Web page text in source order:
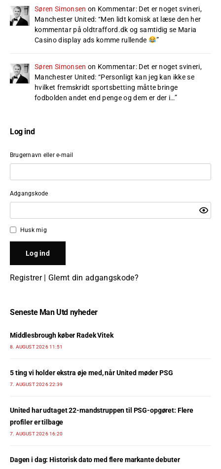
Søren Simonsen on Kommentar: Det er noget svineri,
Manchester United: “Men lidt komisk at læse den her
kommentar på oldtrafford.dk og samtidig se Maria
Casino display ads komme rullende
”
Søren Simonsen on Kommentar: Det er noget svineri,
Manchester United: “Personligt kan jeg kan ikke se
hvilket fremskridt sportsbetting måtte bringe
fodbolden andet end penge og dem er der i…”
Log ind
Brugernavn eller e-mail
Adgangskode
Husk mig
Registrer| Glemt din adgangskode?
Seneste Man Utd nyheder
Middlesbrough køber Radek Vitek
8. AUGUST 2026 11:51
5 ting vi holder ekstra øje med, når United møder PSG
7. AUGUST 2026 22:39
United har udtaget 22-mandstruppen til PSG-opgøret: Flere
profiler er tilbage
7. AUGUST 2026 16:20
Dagen i dag: Historisk dato med flere markante debuter